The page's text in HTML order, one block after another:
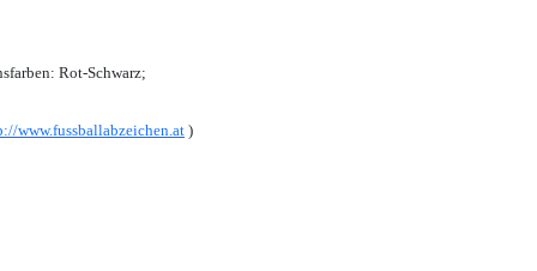
Rot-Schwarz;
www.fussballabzeichen.at )